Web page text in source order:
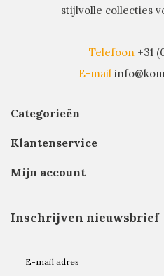
stijlvolle collecties
Telefoon +31
E-mail
Categorieën
Klantenservice
Mijn account
Inschrijven nieuwsbrief